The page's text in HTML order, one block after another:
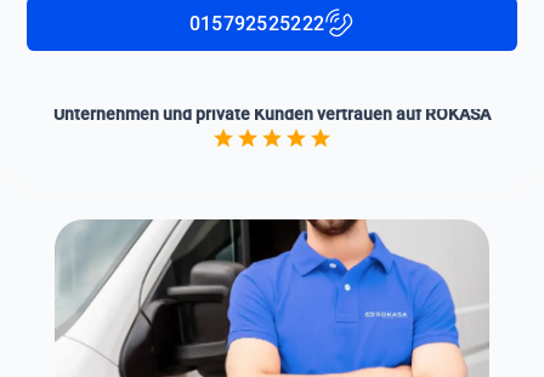
015792525222
Unternehmen und private Kunden vertrauen auf ROKASA